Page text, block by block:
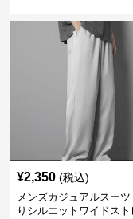
¥2,350 (税込)
メンズカジュアルスー
りシルエットワイドスト